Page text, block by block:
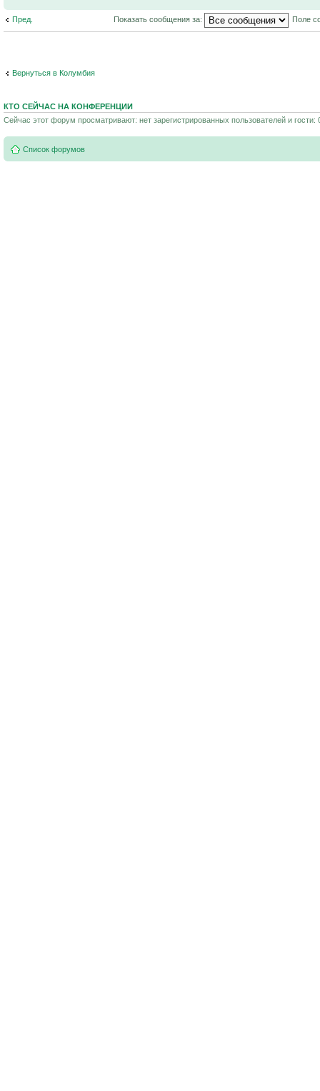
Пред. Показать сообщения за: Поле
Вернуться в Колумбия
КТО СЕЙЧАС НА КОНФЕРЕНЦИИ
Сейчас этот форум просматривают: нет зарегистрированных пользователей и гости:
Список форумов